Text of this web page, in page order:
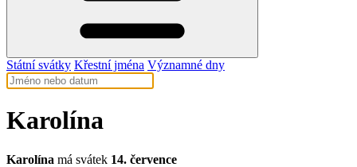
Státní svátky Křestní jména Významné dny
Karolína
Karolína má svátek 14. července